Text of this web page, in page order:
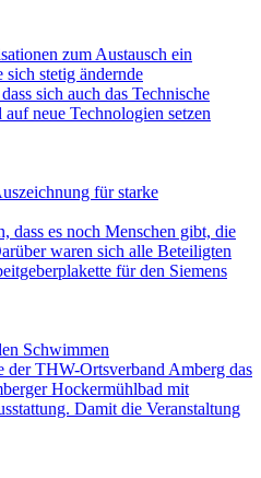
zum Austausch ein
stetig ändernde
sich auch das Technische
neue Technologien setzen
für starke
dass es noch Menschen gibt, die
waren sich alle Beteiligten
für den Siemens
Schwimmen
der THW-Ortsverband Amberg das
Hockermühlbad mit
Damit die Veranstaltung